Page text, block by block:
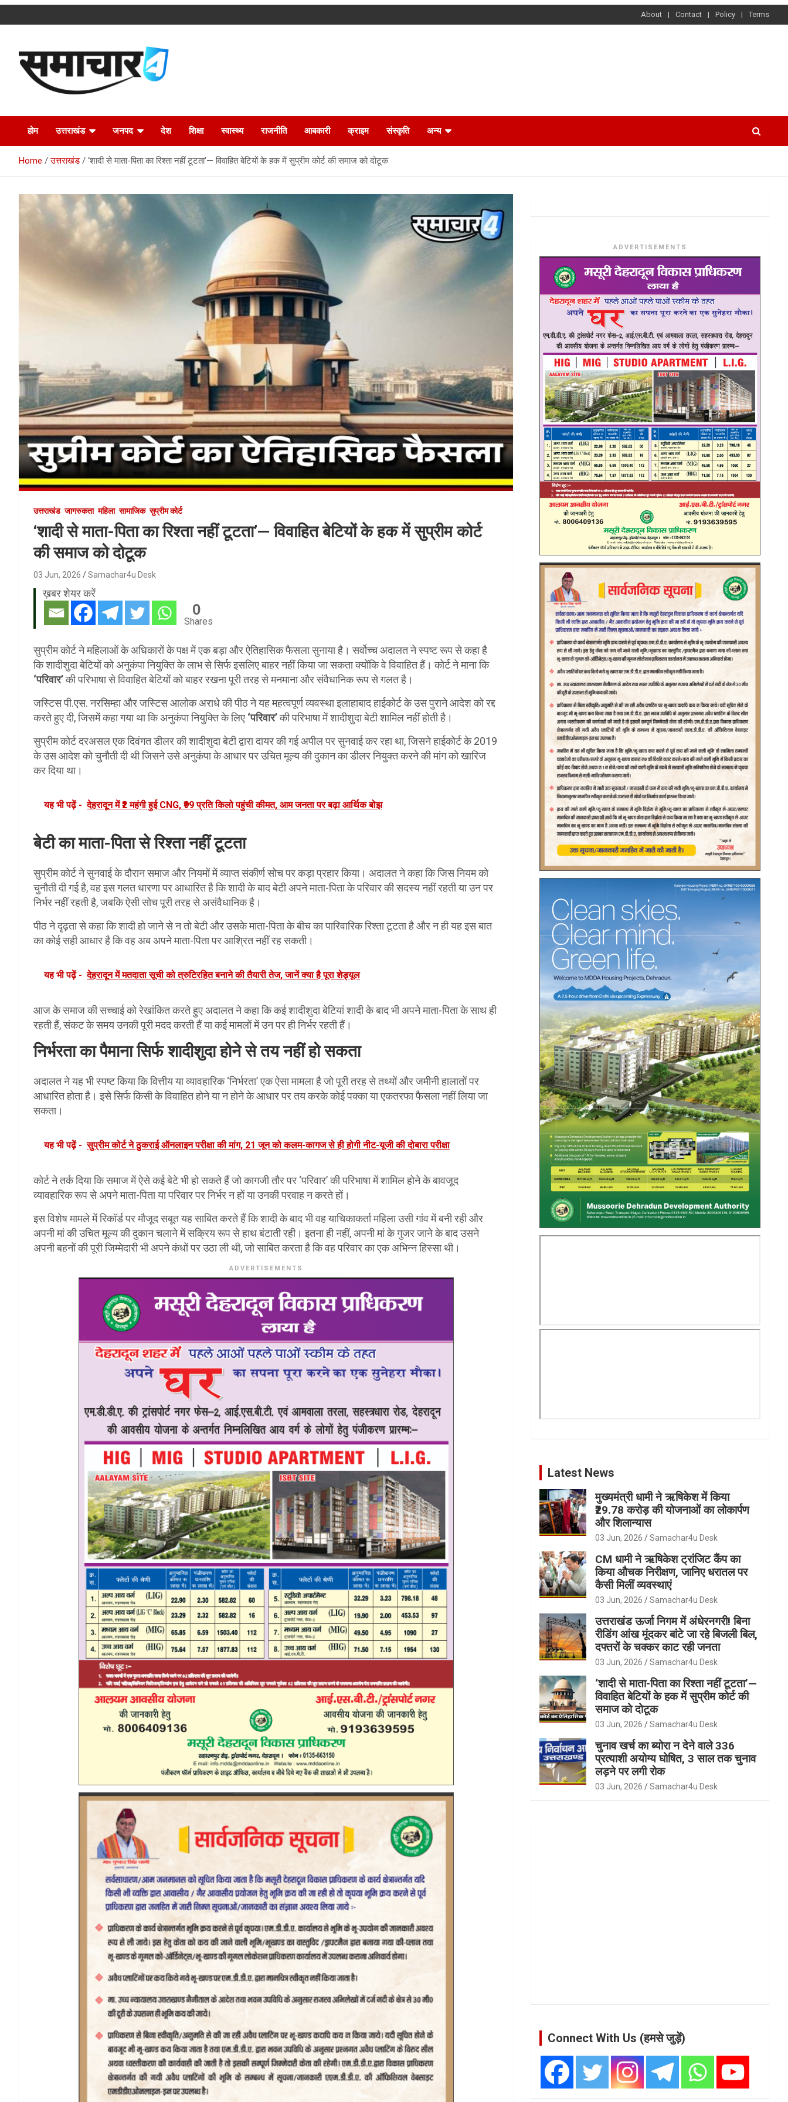
to
About Contact Policy Terms
Samachar4u
होम उत्तराखंड जनपद देश शिक्षा स्वास्थ्य राजनीति आबकारी क्राइम संस्कृति अन्य
Home उत्तराखंड ‘शादी से माता-पिता का रिश्ता नहीं टूटता’— विवाहित बेटियों के हक में सुप्रीम कोर्ट की समाज को दोटूक
उत्तराखंड जागरुकता महिला सामाजिक सुप्रीम कोर्ट
‘शादी से माता-पिता का रिश्ता नहीं टूटता’— विवाहित बेटियों के हक में सुप्रीम कोर्ट
की समाज को दोटूक
03 Jun, 2026 Samachar4u Desk
ख़बर शेयर करें
0
Shares
सुप्रीम कोर्ट ने महिलाओं के अधिकारों के पक्ष में एक बड़ा और ऐतिहासिक फैसला सुनाया है। सर्वोच्च अदालत ने स्पष्ट रूप से कहा है
कि शादीशुदा बेटियों को अनुकंपा नियुक्ति के लाभ से सिर्फ इसलिए बाहर नहीं किया जा सकता क्योंकि वे विवाहित हैं। कोर्ट ने माना कि
‘परिवार’की परिभाषा से विवाहित बेटियों को बाहर रखना पूरी तरह से मनमाना और संवैधानिक रूप से गलत है।
जस्टिस पी.एस. नरसिम्हा और जस्टिस आलोक अराधे की पीठ ने यह महत्वपूर्ण व्यवस्था इलाहाबाद हाईकोर्ट के उस पुराने आदेश को रद्द
करते हुए दी, जिसमें कहा गया था कि अनुकंपा नियुक्ति के लिए ‘परिवार’की परिभाषा में शादीशुदा बेटी शामिल नहीं होती है।
सुप्रीम कोर्ट दरअसल एक दिवंगत डीलर की शादीशुदा बेटी द्वारा दायर की गई अपील पर सुनवाई कर रहा था, जिसने हाईकोर्ट के 2019
के उस आदेश को चुनौती दी थी जिसने उसे अनुकंपा के आधार पर उचित मूल्य की दुकान का डीलर नियुक्त करने की मांग को खारिज
कर दिया था।
यह भी पढ़ें - देहरादून में ₹2 महंगी हुई CNG, ₹99 प्रति किलो पहुंची कीमत, आम जनता पर बढ़ा आर्थिक बोझ
बेटी का माता-पिता से रिश्ता नहीं टूटता
सुप्रीम कोर्ट ने सुनवाई के दौरान समाज और नियमों में व्याप्त संकीर्ण सोच पर कड़ा प्रहार किया। अदालत ने कहा कि जिस नियम को
चुनौती दी गई है, वह इस गलत धारणा पर आधारित है कि शादी के बाद बेटी अपने माता-पिता के परिवार की सदस्य नहीं रहती या उन पर
निर्भर नहीं रहती है, जबकि ऐसी सोच पूरी तरह से असंवैधानिक है।
पीठ ने दृढ़ता से कहा कि शादी हो जाने से न तो बेटी और उसके माता-पिता के बीच का पारिवारिक रिश्ता टूटता है और न ही यह इस बात
का कोई सही आधार है कि वह अब अपने माता-पिता पर आश्रित नहीं रह सकती।
यह भी पढ़ें - देहरादून में मतदाता सूची को त्रुटिरहित बनाने की तैयारी तेज, जानें क्या है पूरा शेड्यूल
आज के समाज की सच्चाई को रेखांकित करते हुए अदालत ने कहा कि कई शादीशुदा बेटियां शादी के बाद भी अपने माता-पिता के साथ ही
रहती हैं, संकट के समय उनकी पूरी मदद करती हैं या कई मामलों में उन पर ही निर्भर रहती हैं।
निर्भरता का पैमाना सिर्फ शादीशुदा होने से तय नहीं हो सकता
अदालत ने यह भी स्पष्ट किया कि वित्तीय या व्यावहारिक ‘निर्भरता’ एक ऐसा मामला है जो पूरी तरह से तथ्यों और जमीनी हालातों पर
आधारित होता है। इसे सिर्फ किसी के विवाहित होने या न होने के आधार पर तय करके कोई पक्का या एकतरफा फैसला नहीं लिया जा
सकता।
यह भी पढ़ें - सुप्रीम कोर्ट ने ठुकराई ऑनलाइन परीक्षा की मांग, 21 जून को कलम-कागज से ही होगी नीट-यूजी की दोबारा परीक्षा
कोर्ट ने तर्क दिया कि समाज में ऐसे कई बेटे भी हो सकते हैं जो कागजी तौर पर ‘परिवार’ की परिभाषा में शामिल होने के बावजूद
व्यावहारिक रूप से अपने माता-पिता या परिवार पर निर्भर न हों या उनकी परवाह न करते हों।
इस विशेष मामले में रिकॉर्ड पर मौजूद सबूत यह साबित करते हैं कि शादी के बाद भी वह याचिकाकर्ता महिला उसी गांव में बनी रही और
अपनी मां की उचित मूल्य की दुकान चलाने में सक्रिय रूप से हाथ बंटाती रही। इतना ही नहीं, अपनी मां के गुजर जाने के बाद उसने
अपनी बहनों की पूरी जिम्मेदारी भी अपने कंधों पर उठा ली थी, जो साबित करता है कि वह परिवार का एक अभिन्न हिस्सा थी।
ADVERTISEMENTS
ADVERTISEMENTS
Latest News
मुख्यमंत्री धामी ने ऋषिकेश में किया
₹29.78 करोड़ की योजनाओं का लोकार्पण
और शिलान्यास
03 Jun, 2026 Samachar4u Desk
CM धामी ने ऋषिकेश ट्रांजिट कैंप का
किया औचक निरीक्षण, जानिए धरातल पर
कैसी मिलीं व्यवस्थाएं
03 Jun, 2026 Samachar4u Desk
उत्तराखंड ऊर्जा निगम में अंधेरनगरी! बिना
रीडिंग आंख मूंदकर बांटे जा रहे बिजली बिल,
दफ्तरों के चक्कर काट रही जनता
03 Jun, 2026 Samachar4u Desk
‘शादी से माता-पिता का रिश्ता नहीं टूटता’—
विवाहित बेटियों के हक में सुप्रीम कोर्ट की
समाज को दोटूक
03 Jun, 2026 Samachar4u Desk
चुनाव खर्च का ब्योरा न देने वाले 336
प्रत्याशी अयोग्य घोषित, 3 साल तक चुनाव
लड़ने पर लगी रोक
03 Jun, 2026 Samachar4u Desk
Connect With Us (हमसे जुड़ें)